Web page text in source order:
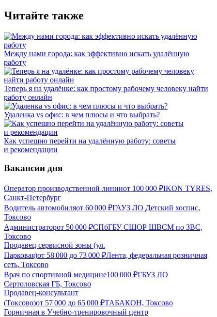
Читайте также
Между нами города: как эффективно искать удалённую
работу
Теперь я на удалёнке: как простому рабочему человеку найти
работу онлайн
Удаленка vs офис: в чем плюсы и что выбрать?
Как успешно перейти на удалённую работу: советы
и рекомендации
Вакансии дня
Оператор производственной линииот 100 000 ₽IKON TYRES,
Санкт-Петербург
Водитель автомобиляот 60 000 ₽ГАУЗ ЛО Детский хоспис,
Токсово
Администраторот 50 000 ₽СПбГБУ СШОР ШВСМ по ЗВС,
Токсово
Продавец сервисной зоны (ул.
Парковая)от 58 000 до 73 000 ₽Лента, федеральная розничная
сеть, Токсово
Врач по спортивной медицине100 000 ₽ГБУЗ ЛО
Сертоловская ГБ, Токсово
Продавец-консультант
(Токсово)от 57 000 до 65 000 ₽ТАБАКОН, Токсово
Горничная в Учебно-тренировочный центр